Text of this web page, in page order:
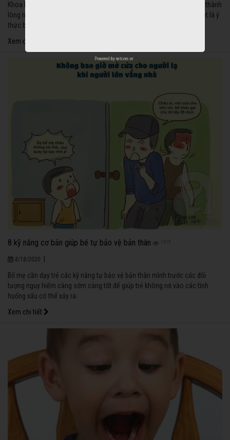
Khoa học đã chứng minh, tình yêu đối với thiên nhiên sẽ giúp bé hình thành
lòng nhân hậu, nâng cao khả năng quan sát, sức sáng tạo và đặc biệt là ý
thức bảo vệ môi trường.
Xem chi tiết
8 kỹ năng cơ bản giúp bé tự bảo vệ bản thân 1315
8/18/2020
Bố mẹ cần dạy trẻ các kỹ năng tự bảo vệ bản thân mình trước các đối
tượng nguy hiểm càng sớm càng tốt để giúp trẻ không rơi vào các tình
huống xấu có thể xảy ra.
Xem chi tiết
Powered by netcore.vn